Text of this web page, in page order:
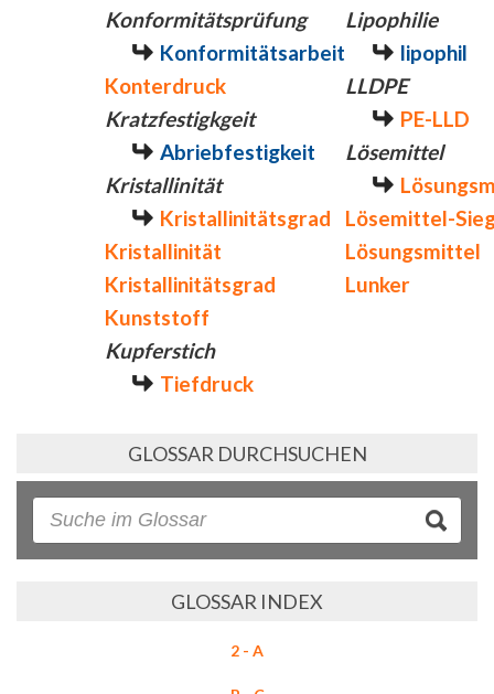
Konformitätsprüfung
Konformitätsarbeit
Konterdruck
Kratzfestigkgeit
Abriebfestigkeit
Kristallinität
Kristallinitätsgrad
Kristallinität
Kristallinitätsgrad
Kunststoff
Kupferstich
Tiefdruck
Lipophilie
lipophil
LLDPE
PE-LLD
Lösemittel
Lösemittel-
Lösungsmittel
Lunker
GLOSSAR DURCHSUCHEN
GLOSSAR INDEX
2 - A